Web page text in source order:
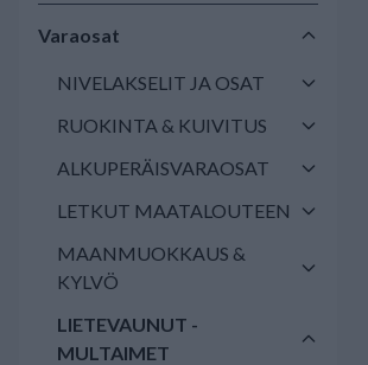
Varaosat
NIVELAKSELIT JA OSAT
RUOKINTA & KUIVITUS
ALKUPERÄISVARAOSAT
LETKUT MAATALOUTEEN
MAANMUOKKAUS &
KYLVÖ
LIETEVAUNUT -
MULTAIMET